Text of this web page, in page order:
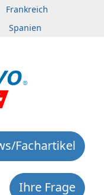
Frankreich
Spanien
Fachartikel
Ihre Frage